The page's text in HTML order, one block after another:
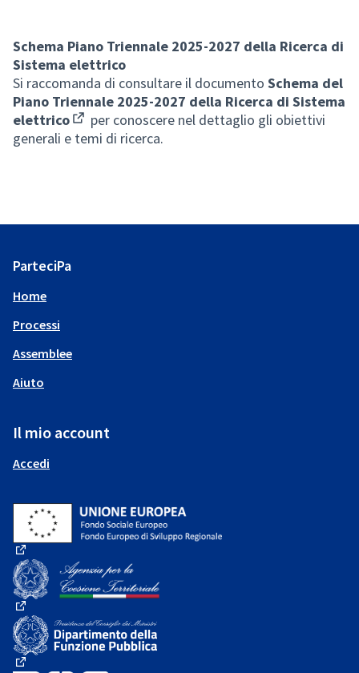
Schema Piano Triennale 2025-2027 della Ricerca di
Sistema elettrico
Si raccomanda di consultare il documento Schema del
Piano Triennale 2025-2027 della Ricerca di Sistema
elettrico
(Apre in una nuova scheda)
per conoscere nel dettaglio gli obiettivi
generali e temi di ricerca.
ParteciPa
Home
Processi
Assemblee
Aiuto
Il mio account
Accedi
(Collegamento esterno)
(Collegamento esterno)